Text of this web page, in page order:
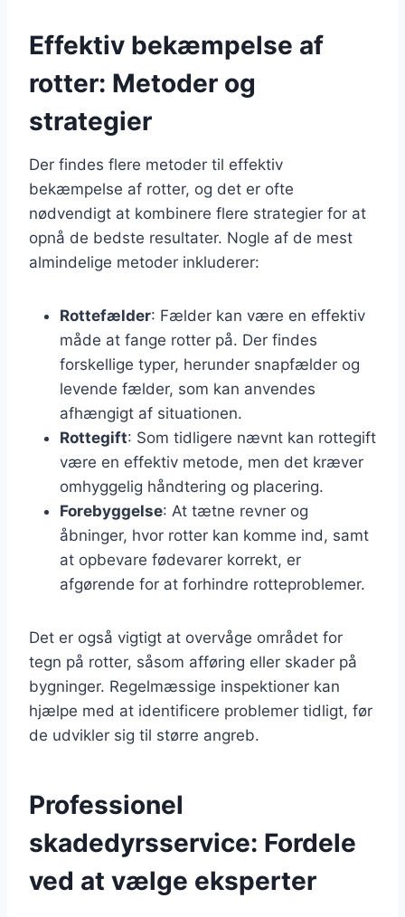
Effektiv bekæmpelse af
rotter: Metoder og
strategier
Der findes flere metoder til effektiv
bekæmpelse af rotter, og det er ofte
nødvendigt at kombinere flere strategier for at
opnå de bedste resultater. Nogle af de mest
almindelige metoder inkluderer:
Rottefælder: Fælder kan være en effektiv
måde at fange rotter på. Der findes
forskellige typer, herunder snapfælder og
levende fælder, som kan anvendes
afhængigt af situationen.
Rottegift: Som tidligere nævnt kan rottegift
være en effektiv metode, men det kræver
omhyggelig håndtering og placering.
Forebyggelse: At tætne revner og
åbninger, hvor rotter kan komme ind, samt
at opbevare fødevarer korrekt, er
afgørende for at forhindre rotteproblemer.
Det er også vigtigt at overvåge området for
tegn på rotter, såsom afføring eller skader på
bygninger. Regelmæssige inspektioner kan
hjælpe med at identificere problemer tidligt, før
de udvikler sig til større angreb.
Professionel
skadedyrsservice: Fordele
ved at vælge eksperter